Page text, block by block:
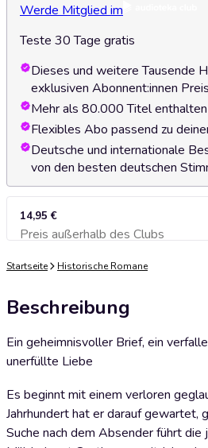
Werde Mitglied im
Teste 30 Tage gratis
Dieses und weitere Tausende
exklusiven Abonnent:innen Preis
Mehr als 80.000 Titel
Flexibles Abo passend zu
Deutsche und internationale
von den besten deutschen
14,95 €
Preis außerhalb des Clubs
Zum Warenkorb
Startseite Historische Romane
Beschreibung
Ein geheimnisvoller Brief, ein
unerfüllte Liebe
Es beginnt mit einem verloren
Jahrhundert hat er darauf gewartet,
Suche nach dem Absender führt die